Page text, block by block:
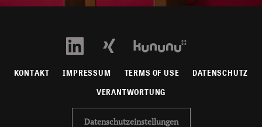
KONTAKT IMPRESSUM TERMS OF USE DATENSCHUTZ
VERANTWORTUNG
Datenschutzeinstellungen